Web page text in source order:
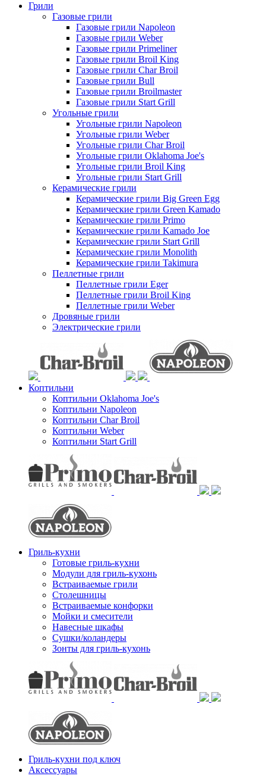
Грили
Газовые грили
Газовые грили Napoleon
Газовые грили Weber
Газовые грили Primeliner
Газовые грили Broil King
Газовые грили Char Broil
Газовые грили Bull
Газовые грили Broilmaster
Газовые грили Start Grill
Угольные грили
Угольные грили Napoleon
Угольные грили Weber
Угольные грили Char Broil
Угольные грили Oklahoma Joe's
Угольные грили Broil King
Угольные грили Start Grill
Керамические грили
Керамические грили Big Green Egg
Керамические грили Green Kamado
Керамические грили Primo
Керамические грили Kamado Joe
Керамические грили Start Grill
Керамические грили Monolith
Керамические грили Takimura
Пеллетные грили
Пеллетные грили Eger
Пеллетные грили Broil King
Пеллетные грили Weber
Дровяные грили
Электрические грили
Коптильни
Коптильни Oklahoma Joe's
Коптильни Napoleon
Коптильни Char Broil
Коптильни Weber
Коптильни Start Grill
Гриль-кухни
Готовые гриль-кухни
Модули для гриль-кухонь
Встраиваемые грили
Столешницы
Встраиваемые конфорки
Мойки и смесители
Навесные шкафы
Сушки/коландеры
Зонты для гриль-кухонь
Гриль-кухни под ключ
Аксессуары